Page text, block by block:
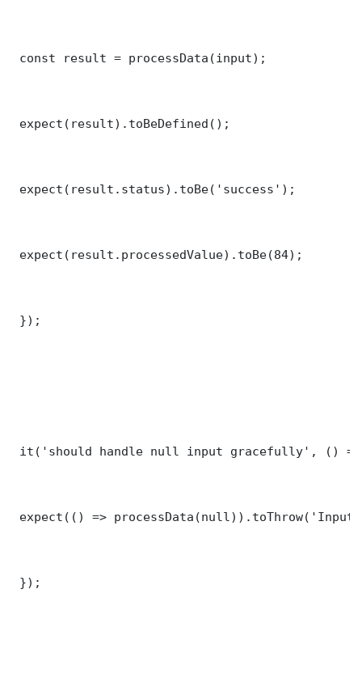
const result = processData(input);
expect(result).toBeDefined();
expect(result.status).toBe('success');
expect(result.processedValue).toBe(84);
});
it('should handle null input gracefully', ()
expect(() =>
});